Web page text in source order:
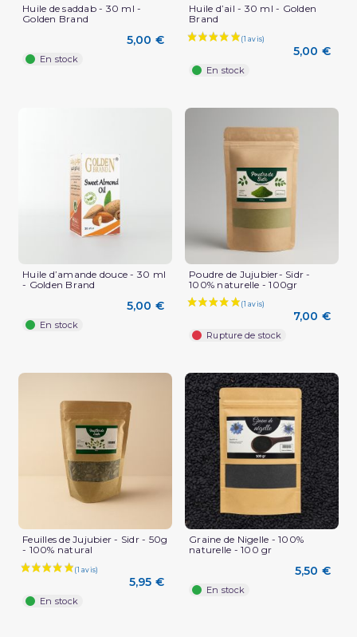
(1 avis)
Huile de saddab - 30 ml -
Golden Brand
5,00 €
En stock
Huile d’ail - 30 ml - Golden
Brand
5,00 €
En stock
Huile d’amande douce - 30 ml
- Golden Brand
5,00 €
En stock
Poudre de Jujubier- Sidr -
100% naturelle - 100gr
7,00 €
Rupture de stock
Feuilles de Jujubier - Sidr - 50g
- 100% natural
5,95 €
En stock
Graine de Nigelle - 100%
naturelle - 100 gr
5,50 €
En stock